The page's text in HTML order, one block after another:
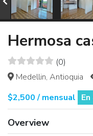
Hermosa
(0)
Medellin, Antioquia
$2,500 / mensual
Overview